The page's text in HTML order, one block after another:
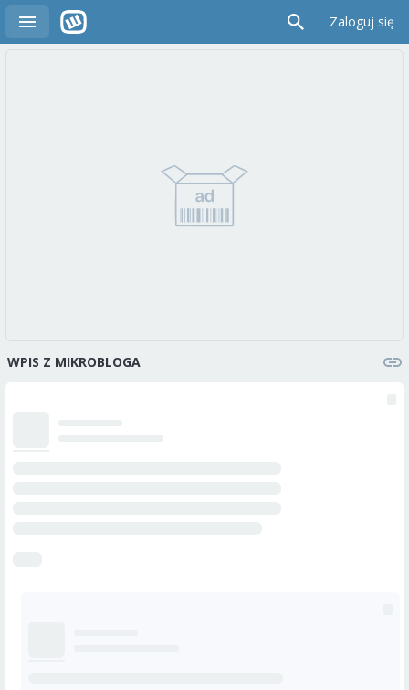
Zaloguj się
WPIS Z MIKROBLOGA